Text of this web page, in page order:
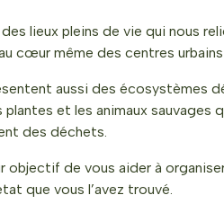
lieux pleins de vie qui nous
cœur même des centres urbains
aussi des écosystèmes
et les animaux sauvages
des déchets.
objectif de vous aider à
que vous l’avez trouvé.